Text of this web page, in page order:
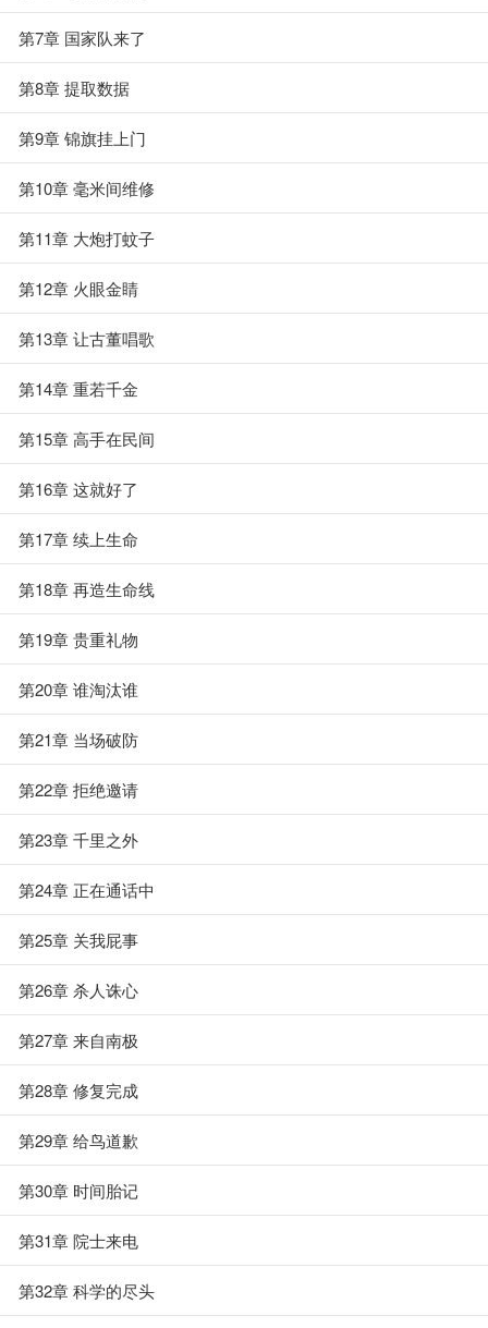
第7章 国家队来了
第8章 提取数据
第9章 锦旗挂上门
第10章 毫米间维修
第11章 大炮打蚊子
第12章 火眼金睛
第13章 让古董唱歌
第14章 重若千金
第15章 高手在民间
第16章 这就好了
第17章 续上生命
第18章 再造生命线
第19章 贵重礼物
第20章 谁淘汰谁
第21章 当场破防
第22章 拒绝邀请
第23章 千里之外
第24章 正在通话中
第25章 关我屁事
第26章 杀人诛心
第27章 来自南极
第28章 修复完成
第29章 给鸟道歉
第30章 时间胎记
第31章 院士来电
第32章 科学的尽头